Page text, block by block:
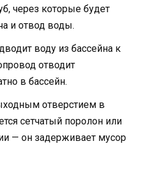
через которые будет
и отвод воды.
воду из бассейна к
отводит
в бассейн.
отверстием в
сетчатый поролон или
— он задерживает мусор